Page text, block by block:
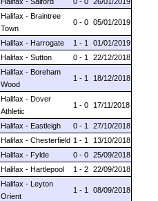
Halifax - Braintree
Town
0 - 0 05/01/2019
Halifax - Harrogate 1 - 1
01/01/2019
Halifax - Sutton
0 - 1
22/12/2018
Halifax - Boreham
Wood
1 - 1 18/12/2018
Halifax - Dover
Athletic
1 - 0 17/11/2018
Halifax - Eastleigh 0 - 1
27/10/2018
Halifax - Chesterfield 1 - 1
13/10/2018
Halifax - Fylde
0 - 0 25/09/2018
Halifax - Hartlepool
1 - 2 22/09/2018
Halifax - Leyton
Orient
1 - 1 08/09/2018